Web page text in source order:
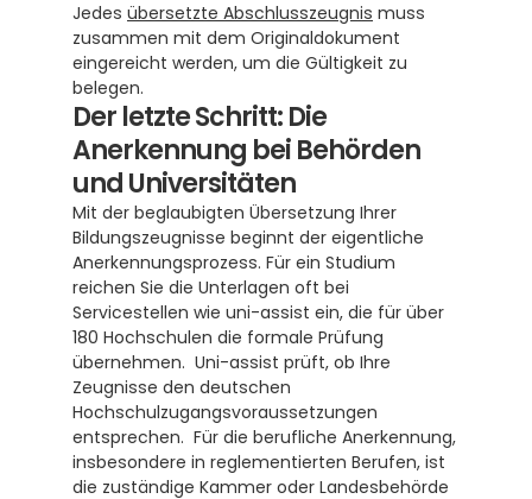
Jedes übersetzte Abschlusszeugnis muss
zusammen mit dem Originaldokument
eingereicht werden, um die Gültigkeit zu
belegen.
Der letzte Schritt: Die
Anerkennung bei Behörden
und Universitäten
Mit der beglaubigten Übersetzung Ihrer
Bildungszeugnisse beginnt der eigentliche
Anerkennungsprozess. Für ein Studium
reichen Sie die Unterlagen oft bei
Servicestellen wie uni-assist ein, die für über
180 Hochschulen die formale Prüfung
übernehmen.  Uni-assist prüft, ob Ihre
Zeugnisse den deutschen
Hochschulzugangsvoraussetzungen
entsprechen.  Für die berufliche Anerkennung,
insbesondere in reglementierten Berufen, ist
die zuständige Kammer oder Landesbehörde